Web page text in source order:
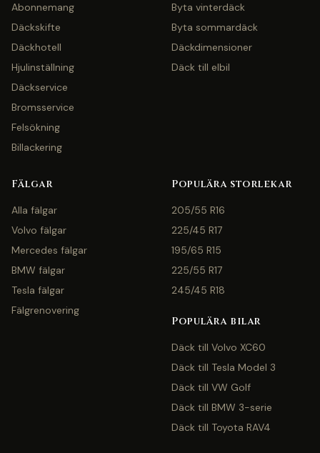
Abonnemang
Däckskifte
Däckhotell
Hjulinställning
Däckservice
Bromsservice
Felsökning
Billackering
Byta vinterdäck
Byta sommardäck
Däckdimensioner
Däck till elbil
Fälgar
Alla fälgar
Volvo fälgar
Mercedes fälgar
BMW fälgar
Tesla fälgar
Fälgrenovering
Populära storlekar
205/55 R16
225/45 R17
195/65 R15
225/55 R17
245/45 R18
Populära bilar
Däck till Volvo XC60
Däck till Tesla Model 3
Däck till VW Golf
Däck till BMW 3-serie
Däck till Toyota RAV4